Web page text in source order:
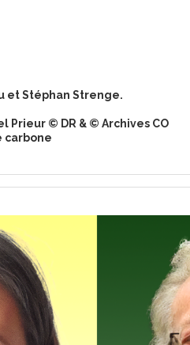
et Stéphan Strenge.
Prieur © DR & © Archives CO
carbone